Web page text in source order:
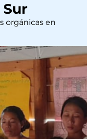
Sur
orgánicas en